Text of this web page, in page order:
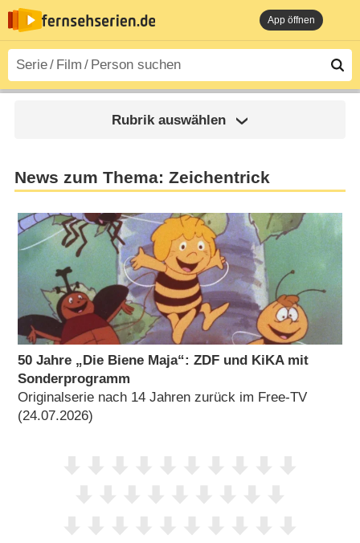
App öffnen
Rubrik auswählen
News zum Thema: Zeichentrick
50 Jahre „Die Biene Maja“: ZDF und KiKA mit
Sonderprogramm
Originalserie nach 14 Jahren zurück im Free-TV
(24.07.2026)